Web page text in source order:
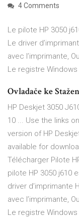
4 Comments
Le pilote HP 3050
Le driver
avec l’imprimante,
Le registre
Ovladače ke
HP Deskjet 3050
10 ... Use the links
version of HP
available for
Télécharger Pilote
pilote HP 3050 j610
driver d’imprimante
avec l’imprimante,
Le registre